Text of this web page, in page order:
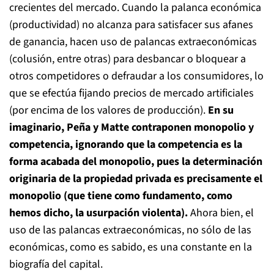
crecientes del mercado. Cuando la palanca económica
(productividad) no alcanza para satisfacer sus afanes
de ganancia, hacen uso de palancas extraeconómicas
(colusión, entre otras) para desbancar o bloquear a
otros competidores o defraudar a los consumidores, lo
que se efectúa fijando precios de mercado artificiales
(por encima de los valores de producción). En su
imaginario, Peña y Matte contraponen monopolio y
competencia, ignorando que la competencia es la
forma acabada del monopolio, pues la determinación
originaria de la propiedad privada es precisamente el
monopolio (que tiene como fundamento, como
hemos dicho, la usurpación violenta).Ahora bien, el
uso de las palancas extraeconómicas, no sólo de las
económicas, como es sabido, es una constante en la
biografía del capital.